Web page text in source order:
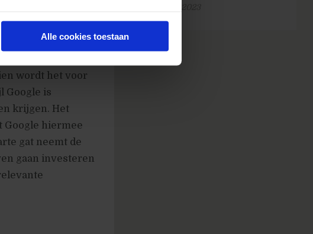
Alle cookies toestaan
te meten.
doelgroep te
wordt het voor
Google is
krijgen. Het
Google hiermee
gat neemt de
gaan investeren